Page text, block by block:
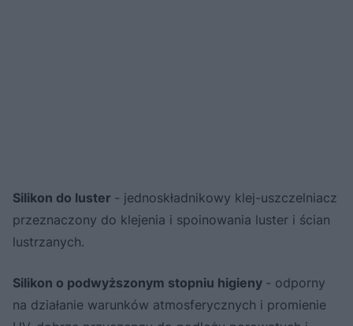
Silikon do luster - jednoskładnikowy klej-uszczelniacz
przeznaczony do klejenia i spoinowania luster i ścian
lustrzanych.
Silikon o podwyższonym stopniu higieny - odporny
na działanie warunków atmosferycznych i promienie